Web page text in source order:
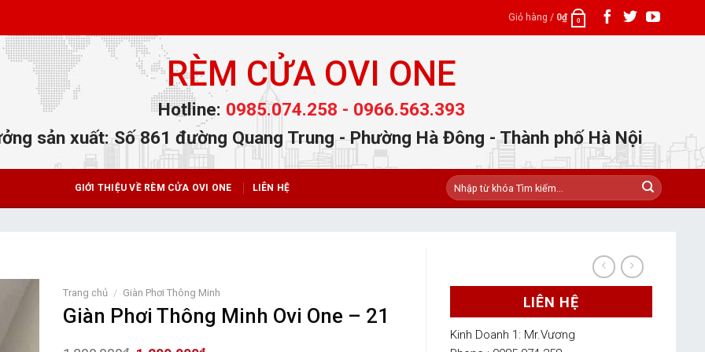
Giỏ hàng / 0₫ 0
RÈM CỬA OVI ONE
Hotline: 0985.074.258 - 0966.563.393
sản xuất: Số 861 đường Quang Trung - Phường Hà Đông - Thành phố Hà Nội
GIỚI THIỆU VỀ RÈM CỬA OVI ONE LIÊN HỆ
Tìm
kiếm:
LIÊN HỆ
Kinh Doanh 1: Mr.Vương
Trang chủ / Giàn Phơi Thông Minh
Giàn Phơi Thông Minh Ovi One – 21